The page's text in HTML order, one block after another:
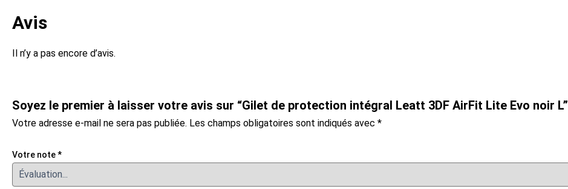
Avis
Il n’y a pas encore d’avis.
Soyez le premier à laisser votre avis sur “Gilet de protection intégral Leatt 3DF AirFit Lite Evo noir L”
Votre adresse e-mail ne sera pas publiée. Les champs obligatoires sont indiqués avec *
Votre note*